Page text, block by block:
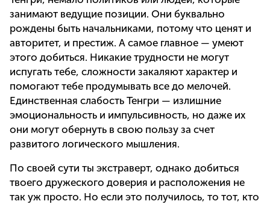
занимают ведущие позиции. Они буквально
рождены быть начальниками, потому что ценят и
авторитет, и престиж. А самое главное — умеют
этого добиться. Никакие трудности не могут
испугать тебе, сложности закаляют характер и
помогают тебе продумывать все до мелочей.
Единственная слабость Тенгри — излишние
эмоциональность и импульсивность, но даже их
они могут обернуть в свою пользу за счет
развитого логического мышления.
По своей сути ты экстраверт, однако добиться
твоего дружеского доверия и расположения не
так уж просто. Но если это получилось, то тот, кто